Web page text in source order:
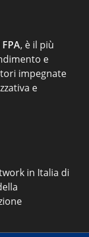
FPA, è il più
e
impegnate
e
in Italia di